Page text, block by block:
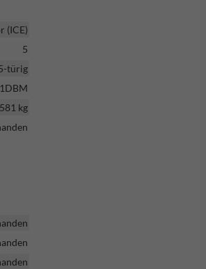
(ICE)
5
türig
kg